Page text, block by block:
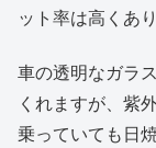
ット率は高くあ
車の透明なガラ
くれますが、紫
乗っていても日